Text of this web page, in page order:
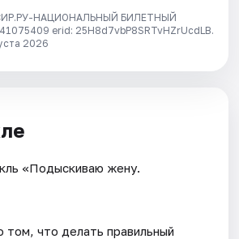
НАЦИОНАЛЬНЫЙ БИЛЕТНЫЙ
erid: 25H8d7vbP8SRTvHZrUcdLB.
2026
«Подыскиваю жену.
том, что делать правильный